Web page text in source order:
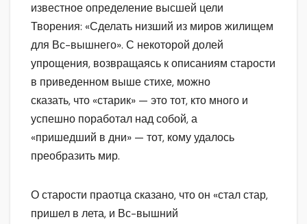
известное определение высшей цели
Творения: «Сделать низший из миров жилищем
для Вс-вышнего». С некоторой долей
упрощения, возвращаясь к описаниям старости
в приведенном выше стихе, можно
сказать, что «старик» — это тот, кто много и
успешно поработал над собой, а
«пришедший в дни» — тот, кому удалось
преобразить мир.
О старости праотца сказано, что он «стал стар,
пришел в лета, и Вс-вышний